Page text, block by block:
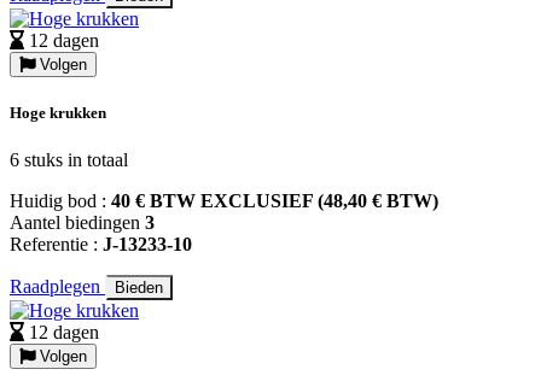
12 dagen
Volgen
Hoge krukken
6 stuks in totaal
Huidig bod : 40 € BTW EXCLUSIEF (48,40 € BTW)
Aantel biedingen 3
Referentie : J-13233-10
Raadplegen Bieden
12 dagen
Volgen